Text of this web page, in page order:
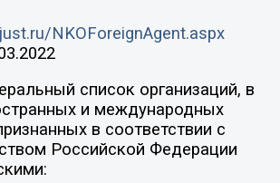
NKOForeignAgent.aspx
список организаций, в
и международных
в соответствии с
Российской Федерации